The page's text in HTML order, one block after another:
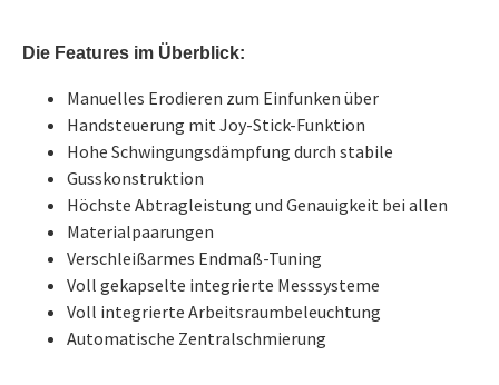
Die Features im Überblick:
Manuelles Erodieren zum Einfunken über
Handsteuerung mit Joy-Stick-Funktion
Hohe Schwingungsdämpfung durch stabile
Gusskonstruktion
Höchste Abtragleistung und Genauigkeit bei allen
Materialpaarungen
Verschleißarmes Endmaß-Tuning
Voll gekapselte integrierte Messsysteme
Voll integrierte Arbeitsraumbeleuchtung
Automatische Zentralschmierung